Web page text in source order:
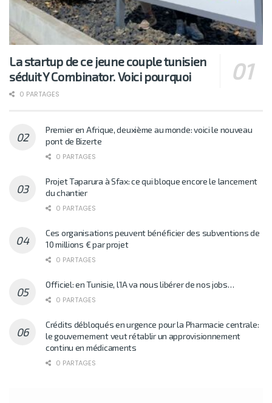
La startup de ce jeune couple tunisien
séduit Y Combinator. Voici pourquoi
0 PARTAGES
Premier en Afrique, deuxième au monde: voici le nouveau
pont de Bizerte
0 PARTAGES
Projet Taparura à Sfax: ce qui bloque encore le lancement
du chantier
0 PARTAGES
Ces organisations peuvent bénéficier des subventions de
10 millions € par projet
0 PARTAGES
Officiel: en Tunisie, l’IA va nous libérer de nos jobs…
0 PARTAGES
Crédits débloqués en urgence pour la Pharmacie centrale:
le gouvernement veut rétablir un approvisionnement
continu en médicaments
0 PARTAGES